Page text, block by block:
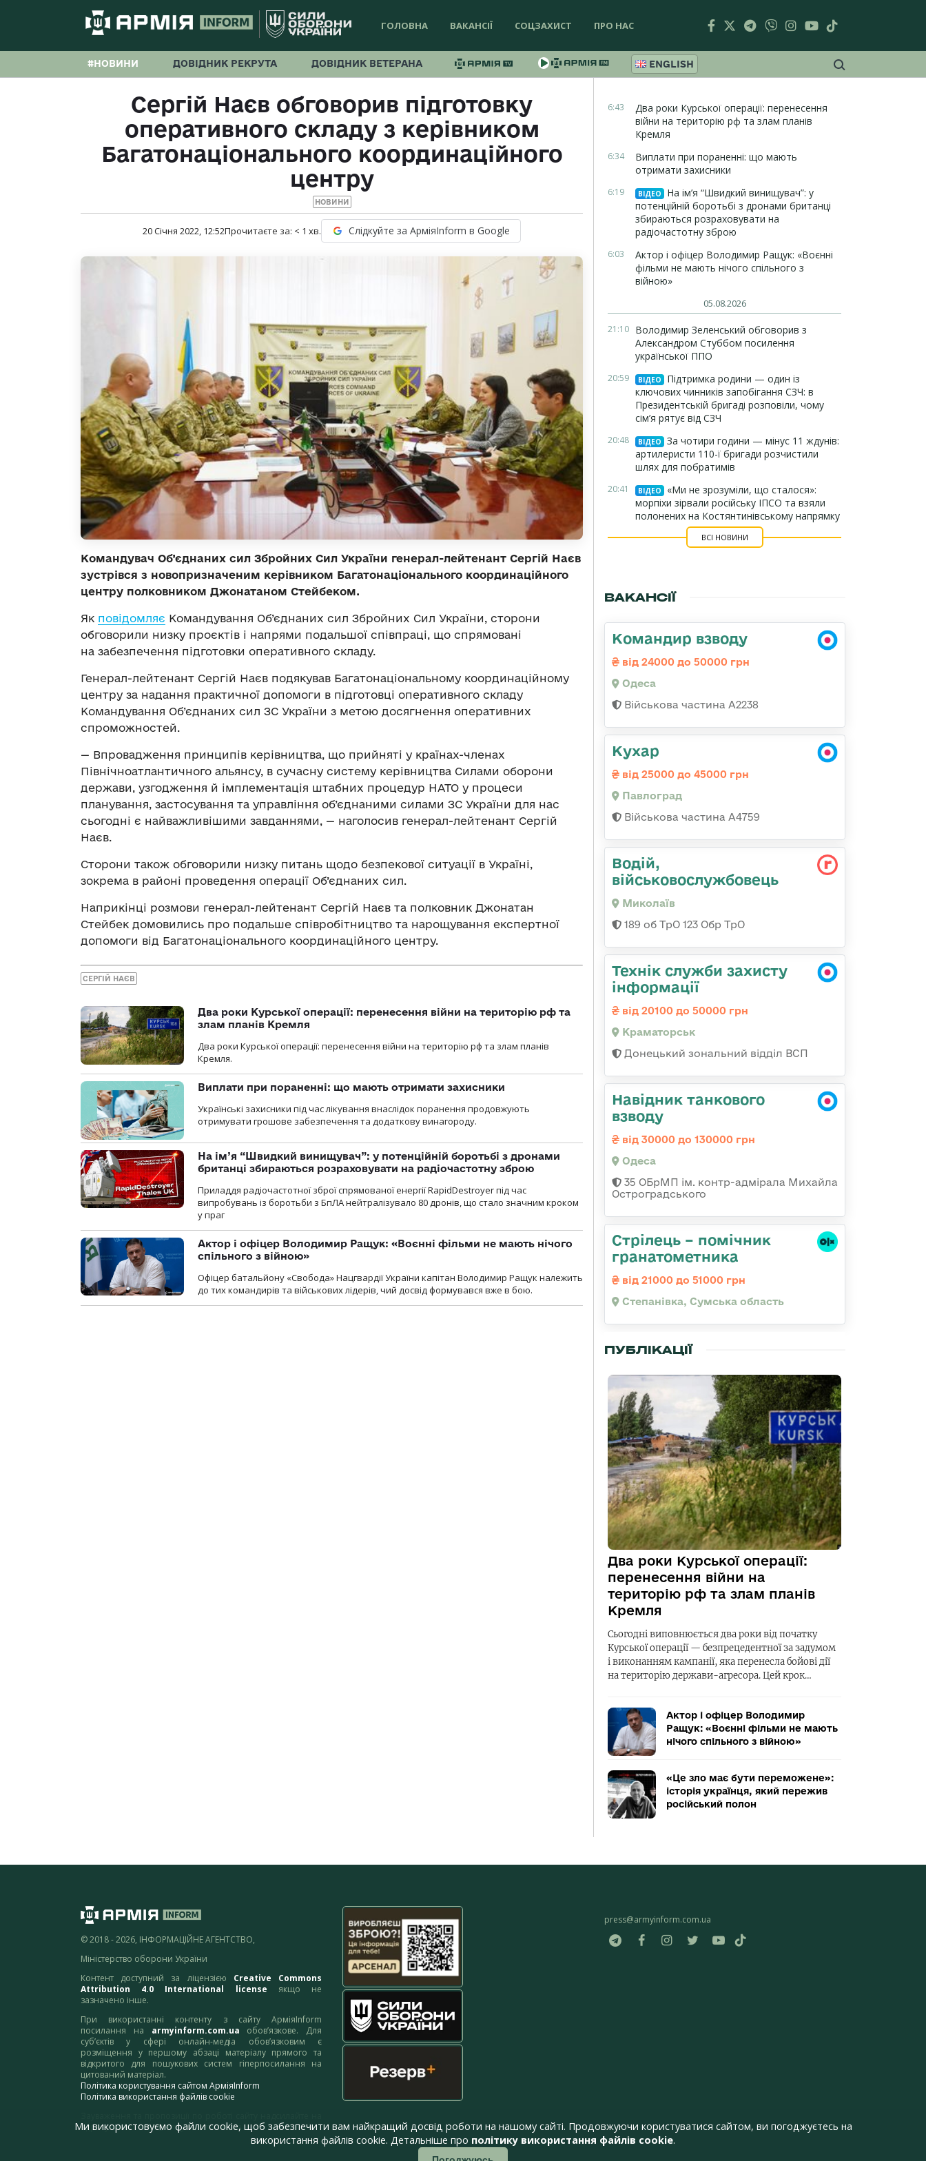
ГОЛОВНА ВАКАНСІЇ СОЦЗАХИСТ ПРО НАС
#НОВИНИ ДОВІДНИК РЕКРУТА ДОВІДНИК ВЕТЕРАНА ENGLISH
Сергій Наєв обговорив підготовку
оперативного складу з керівником
Багатонаціонального координаційного
центру
НОВИНИ
20 Січня 2022, 12:52Прочитаєте за: < 1 хв. Слідкуйте за АрміяInform в Google
Командувач Об’єднаних сил Збройних Сил України генерал-лейтенант Сергій Наєв
зустрівся з новопризначеним керівником Багатонаціонального координаційного
центру полковником Джонатаном Стейбеком.
Як повідомляє Командування Об’єднаних сил Збройних Сил України, сторони
обговорили низку проєктів і напрями подальшої співпраці, що спрямовані
на забезпечення підготовки оперативного складу.
Генерал-лейтенант Сергій Наєв подякував Багатонаціональному координаційному
центру за надання практичної допомоги в підготовці оперативного складу
Командування Об’єднаних сил ЗС України з метою досягнення оперативних
спроможностей.
— Впровадження принципів керівництва, що прийняті у країнах-членах
Північноатлантичного альянсу, в сучасну систему керівництва Силами оборони
держави, узгодження й імплементація штабних процедур НАТО у процеси
планування, застосування та управління об’єднаними силами ЗС України для нас
сьогодні є найважливішими завданнями, — наголосив генерал-лейтенант Сергій
Наєв.
Сторони також обговорили низку питань щодо безпекової ситуації в Україні,
зокрема в районі проведення операції Об’єднаних сил.
Наприкінці розмови генерал-лейтенант Сергій Наєв та полковник Джонатан
Стейбек домовились про подальше співробітництво та нарощування експертної
допомоги від Багатонаціонального координаційного центру.
СЕРГІЙ НАЄВ
Два роки Курської операції: перенесення війни на територію рф та
злам планів Кремля
Два роки Курської операції: перенесення війни на територію рф та злам планів
Кремля.
Виплати при пораненні: що мають отримати захисники
Українські захисники під час лікування внаслідок поранення продовжують
отримувати грошове забезпечення та додаткову винагороду.
На ім’я “Швидкий винищувач”: у потенційній боротьбі з дронами
британці збираються розраховувати на радіочастотну зброю
Приладдя радіочастотної зброї спрямованої енергії RapidDestroyer під час
випробувань із боротьби з БпЛА нейтралізувало 80 дронів, що стало значним кроком
у праг
Актор і офіцер Володимир Ращук: «Воєнні фільми не мають нічого
спільного з війною»
Офіцер батальйону «Свобода» Нацгвардії України капітан Володимир Ращук належить
до тих командирів та військових лідерів, чий досвід формувався вже в бою.
6:43
Два роки Курської операції: перенесення
війни на територію рф та злам планів
Кремля
6:34
Виплати при пораненні: що мають
отримати захисники
6:19 ВІДЕО
На ім’я “Швидкий винищувач”: у
потенційній боротьбі з дронами британці
збираються розраховувати на
радіочастотну зброю
6:03
Актор і офіцер Володимир Ращук: «Воєнні
фільми не мають нічого спільного з
війною»
05.08.2026
21:10 Володимир Зеленський обговорив з
Александром Стуббом посилення
української ППО
20:59 ВІДЕО
Підтримка родини — один із
ключових чинників запобігання СЗЧ: в
Президентській бригаді розповіли, чому
сім’я рятує від СЗЧ
20:48 ВІДЕО
За чотири години — мінус 11 ждунів:
артилеристи 110-ї бригади розчистили
шлях для побратимів
20:41 ВІДЕО
«Ми не зрозуміли, що сталося»:
морпіхи зірвали російську ІПСО та взяли
полонених на Костянтинівському напрямку
ВСІ НОВИНИ
ВАКАНСІЇ
Командир взводу
від 24000 до 50000 грн
Одеса
Військова частина А2238
Кухар
від 25000 до 45000 грн
Павлоград
Військова частина А4759
Водій,
військовослужбовець
Миколаїв
189 об ТрО 123 Обр ТрО
Технік служби захисту
інформації
від 20100 до 50000 грн
Краматорськ
Донецький зональний відділ ВСП
Навідник танкового
взводу
від 30000 до 130000 грн
Одеса
35 ОБрМП ім. контр-адмірала Михайла
Остроградського
Стрілець – помічник
гранатометника
від 21000 до 51000 грн
Степанівка, Сумська область
ПУБЛІКАЦІЇ
Два роки Курської операції:
перенесення війни на
територію рф та злам планів
Кремля
Сьогодні виповнюється два роки від початку
Курської операції — безпрецедентної за задумом
і виконанням кампанії, яка перенесла бойові дії
на територію держави-агресора. Цей крок…
Актор і офіцер Володимир
Ращук: «Воєнні фільми не мають
нічого спільного з війною»
«Це зло має бути переможене»:
історія українця, який пережив
російський полон
© 2018 - 2026, ІНФОРМАЦІЙНЕ АГЕНТСТВО,
Міністерство оборони України
Контент доступний за ліцензією Creative Commons
Attribution 4.0 International license якщо не
зазначено інше.
При використанні контенту з сайту АрміяInform
посилання на armyinform.com.ua обов’язкове. Для
суб’єктів у сфері онлайн-медіа обов’язковим є
розміщення у першому абзаці матеріалу прямого та
відкритого для пошукових систем гіперпосилання на
цитований матеріал.
Політика користування сайтом АрміяInform
Політика використання файлів cookie
адресу:webmaster@armyinform.com.ua
press@armyinform.com.ua
Ми використовуємо файли cookie, щоб забезпечити вам найкращий досвід роботи на нашому сайті. Продовжуючи користуватися сайтом, ви погоджуєтесь на
використання файлів cookie. Детальніше про політику використання файлів cookie.